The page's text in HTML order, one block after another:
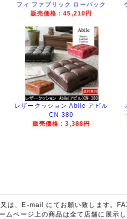
フィ ファブリック ローバック
販売価格：45,210円
レザークッション Abile アビル
CN-380
販売価格：3,388円
は、E-mail にてお願い致します。
ムページ上の商品は全て店舗に展示